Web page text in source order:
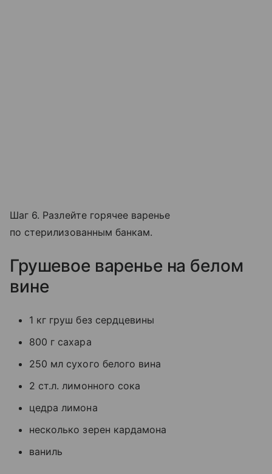
Шаг 6. Разлейте горячее варенье
по стерилизованным банкам.
Грушевое варенье на белом
вине
1 кг груш без сердцевины
800 г сахара
250 мл сухого белого вина
2 ст.л. лимонного сока
цедра лимона
несколько зерен кардамона
ваниль